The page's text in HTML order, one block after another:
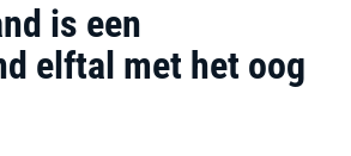
is een
elftal met het oog